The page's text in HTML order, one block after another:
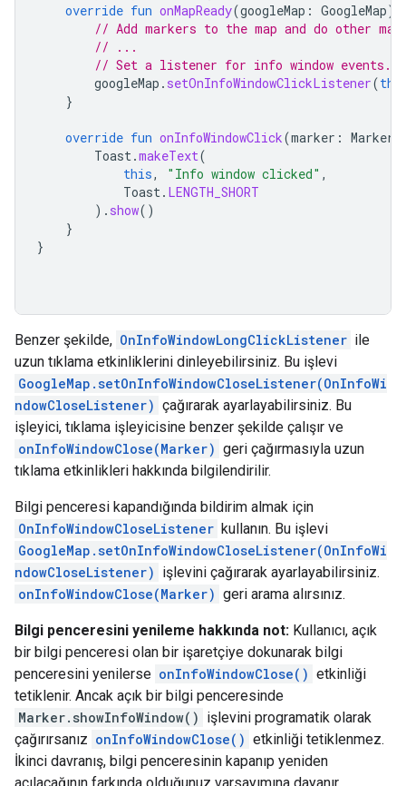
override fun onMapReady(googleMap : GoogleMap)
// Add markers to the map and do other
// ...
// Set a listener for info window events.
googleMap . setOnInfoWindowClickListener(
}
override fun onInfoWindowClick(marker : Marker
Toast.makeText(
this, "Info window clicked" ,
Toast. LENGTH_SHORT
). show()
}
}
Benzer şekilde, OnInfoWindowLongClickListener ile
uzun tıklama etkinliklerini dinleyebilirsiniz. Bu işlevi
GoogleMap.setOnInfoWindowCloseListener(OnInfoWi
ndowCloseListener) çağırarak ayarlayabilirsiniz. Bu
işleyici, tıklama işleyicisine benzer şekilde çalışır ve
onInfoWindowClose(Marker) geri çağırmasıyla uzun
tıklama etkinlikleri hakkında bilgilendirilir.
Bilgi penceresi kapandığında bildirim almak için
OnInfoWindowCloseListener kullanın. Bu işlevi
GoogleMap.setOnInfoWindowCloseListener(OnInfoWi
ndowCloseListener) işlevini çağırarak ayarlayabilirsiniz.
onInfoWindowClose(Marker) geri arama alırsınız.
Bilgi penceresini yenileme hakkında not: Kullanıcı, açık
bir bilgi penceresi olan bir işaretçiye dokunarak bilgi
penceresini yenilerse onInfoWindowClose() etkinliği
tetiklenir. Ancak açık bir bilgi penceresinde
Marker.showInfoWindow() işlevini programatik olarak
çağırırsanız onInfoWindowClose() etkinliği tetiklenmez.
İkinci davranış, bilgi penceresinin kapanıp yeniden